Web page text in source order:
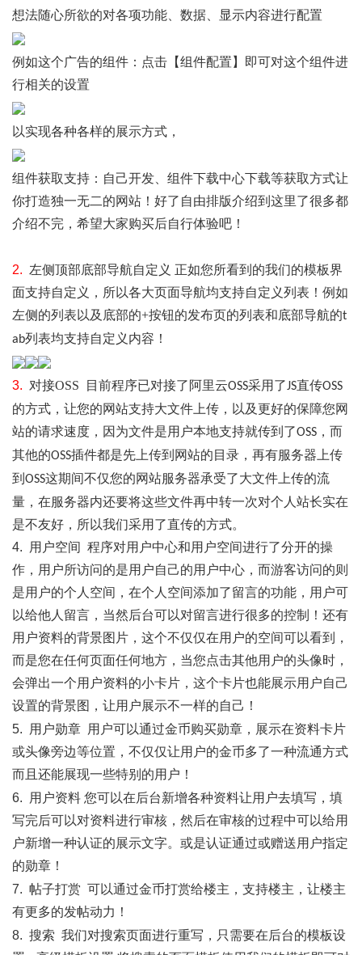
想法随心所欲的对各项功能、数据、显示内容进行配置
例如这个广告的组件：点击【组件配置】即可对这个组件进
行相关的设置
以实现各种各样的展示方式，
组件获取支持：自己开发、组件下载中心下载等获取方式让
你打造独一无二的网站！好了自由排版介绍到这里了很多都
介绍不完，希望大家购买后自行体验吧！
2. 左侧顶部底部导航自定义 正如您所看到的我们的模板界
面支持自定义，所以各大页面导航均支持自定义列表！例如
左侧的列表以及底部的+按钮的发布页的列表和底部导航的t
ab列表均支持自定义内容！
3. 对接OSS 目前程序已对接了阿里云OSS采用了JS直传OSS
的方式，让您的网站支持大文件上传，以及更好的保障您网
站的请求速度，因为文件是用户本地支持就传到了OSS ，而
其他的OSS插件都是先上传到网站的目录，再有服务器上传
到 OSS这期间不仅您的网站服务器承受了大文件上传的流
量，在服务器内还要将这些文件再中转一次对个人站长实在
是不友好，所以我们采用了直传的方式。
4.
用户空间 程序对用户中心和用户空间进行了分开的操
作，用户所访问的是用户自己的用户中心，而游客访问的则
是用户的个人空间，在个人空间添加了留言的功能，用户可
以给他人留言，当然后台可以对留言进行很多的控制！还有
用户资料的背景图片，这个不仅仅在用户的空间可以看到，
而是您在任何页面任何地方，当您点击其他用户的头像时，
会弹出一个用户资料的小卡片，这个卡片也能展示用户自己
设置的背景图，让用户展示不一样的自己！
5.
用户勋章 用户可以通过金币购买勋章，展示在资料卡片
或头像旁边等位置，不仅仅让用户的金币多了一种流通方式
而且还能展现一些特别的用户！
6.
用户资料 您可以在后台新增各种资料让用户去填写，填
写完后可以对资料进行审核，然后在审核的过程中可以给用
户新增一种认证的展示文字。或是认证通过或赠送用户指定
的勋章！
7. 帖子打赏 可以通过金币打赏给楼主，支持楼主，让楼主
有更多的发帖动力！
8. 搜索 我们对搜索页面进行重写，只需要在后台的模板设